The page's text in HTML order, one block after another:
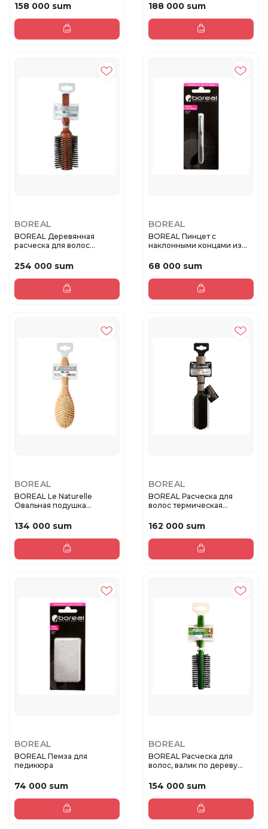
158 000 sum 188 000 sum
BOREAL
BOREAL Деревянная
расческа для волос
254 000 sum
BOREAL
BOREAL Пинцет с
наклонными концами из
68 000 sum
BOREAL
BOREAL Le Naturelle
Овальная подушка
134 000 sum
BOREAL
BOREAL Расческа для
волос термическая
162 000 sum
BOREAL
BOREAL Пемза для
педикюра
74 000 sum
BOREAL
BOREAL Расческа для
волос, валик по дереву
154 000 sum